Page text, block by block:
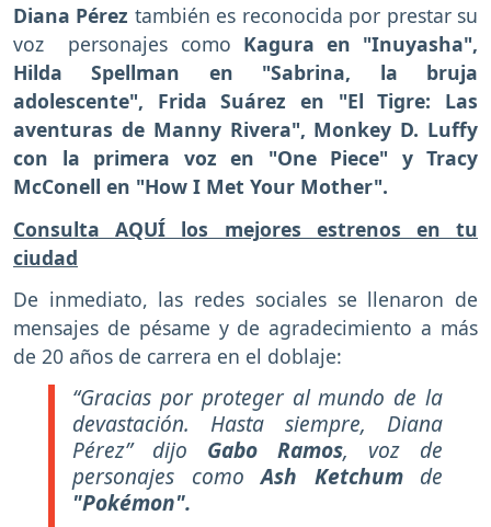
Diana Pérez también es reconocida por prestar su
voz personajes como Kagura en "Inuyasha",
Hilda Spellman en "Sabrina, la bruja
adolescente", Frida Suárez en "El Tigre: Las
aventuras de Manny Rivera", Monkey D. Luffy
con la primera voz en "One Piece" y Tracy
McConell en "How I Met Your Mother".
Consulta AQUÍ los mejores estrenos en tu
ciudad
De inmediato, las redes sociales se llenaron de
mensajes de pésame y de agradecimiento a más
de 20 años de carrera en el doblaje:
“Gracias por proteger al mundo de la
devastación. Hasta siempre, Diana
Pérez” dijo Gabo Ramos, voz de
personajes comoAsh Ketchumde
"Pokémon".